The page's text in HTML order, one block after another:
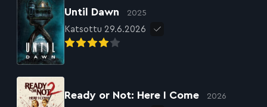
Until Dawn 2025
Katsottu 29.6.2026
Ready or Not: Here I Come 2026